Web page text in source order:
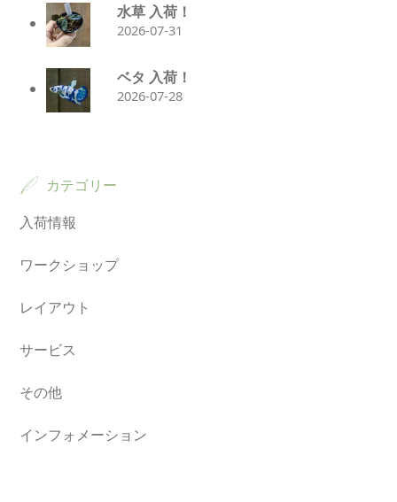
水草 入荷！
2026-07-31
ベタ 入荷！
2026-07-28
カテゴリー
入荷情報
ワークショップ
レイアウト
サービス
その他
インフォメーション